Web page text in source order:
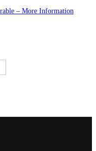
– More Information